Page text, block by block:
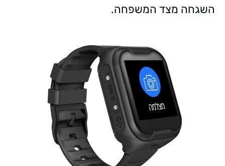
השגחה מצד המשפחה.